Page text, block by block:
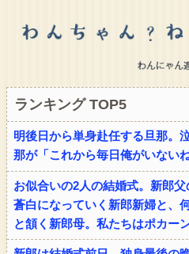
ランキング TOP5
明後日から単身赴任する旦那。
那が「これから毎日俺がいない
お似合いの2人の結婚式。新郎
蒼白になっていく新郎新婦と、
と頷く新郎母。私たちはポカー